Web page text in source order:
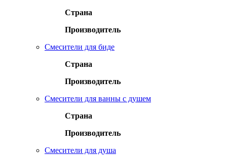
Страна
Производитель
Смесители для биде
Страна
Производитель
Смесители для ванны с душем
Страна
Производитель
Смесители для душа